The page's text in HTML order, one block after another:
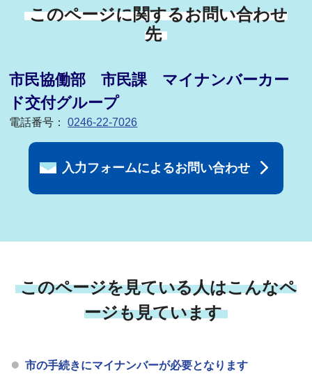
このページに関するお問い合わせ
先
市民協働部 市民課 マイナンバーカー
ド交付グループ
電話番号：0246-22-7026
入力フォームによるお問い合わせ
このページを見ている人はこんなペ
ージも見ています
市の手続きにマイナンバーが必要となります